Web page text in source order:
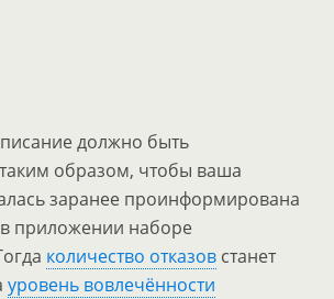
должно быть
образом, чтобы ваша
заранее проинформирована
приложении наборе
количество отказов станет
уровень вовлечённости